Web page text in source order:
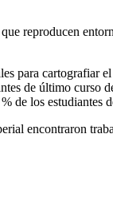
reproducen
para cartografiar
de último curso
de los estudiantes
encontraron